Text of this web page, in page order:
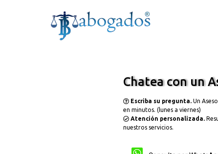
Chatea con un
Escriba su pregunta. Un
en minutos. (lunes a viernes)
Atención personalizada.
nuestros servicios.